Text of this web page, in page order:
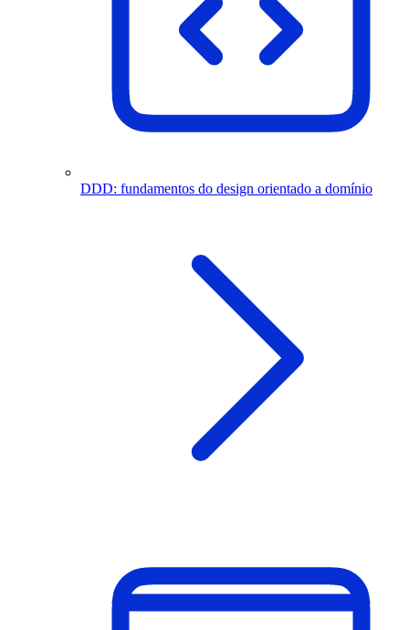
DDD: fundamentos do design orientado a domínio